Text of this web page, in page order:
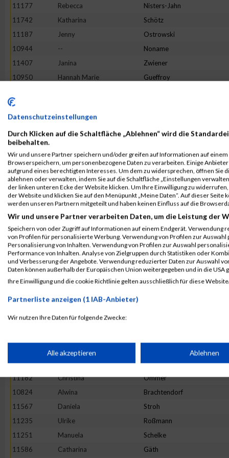
11177
Rebecca Nisters-Jahn
11742
Katharina Schötz
11187
Jenny Ostrowski
10944
-- Noname
11407
Janina Zwiener
10950
Hannah Marie Gueffroy
11799
11374
Ulli Katharina
11583
Latifa Fatai
11447
Katharina Haase
11271
Christine Schmitt
10998
Annika Hügle
11132
Jessica Menze-Möckel
11521
Julia Bosse
11419
Tamara Reinwald
11731
Simone Langen
11837
Verena Rensmeyer
11406
Stefanie Züls
10806
Sarah
Miriam
11644
Magdalena Wettberg
11182
Christina Ommer
10824
Alwina Brachtendorf
11567
Daniela Stroh
11235
Ulrike Roßmann
11251
Manuela Schelke
11586
Catharina Gäth
Datenschutzeinstellungen
Durch Klicken auf die Schaltfläche „Ablehnen“ wird die
beibehalten.
Wir und unsere Partner speichern und/oder greifen auf Informationen auf einem
Browserspeichern, um personenbezogene Daten zu verarbeiten. Einige
aufgrund eines berechtigten Interesses. Um dem zu widersprechen, öffnen Sie
ablehnen oder verwalten, indem Sie auf die Schaltfläche „Einstellungen
der linken unteren Ecke der Website klicken. Um Ihre Einwilligung zu
der Website und klicken Sie auf den Menüpunkt „Meine Daten“. Auf dieser
werden unseren Partnern mitgeteilt und haben keinen Einfluss auf die
Wir und unsere Partner verarbeiten Daten, um die Leistung der
Speichern von oder Zugriff auf Informationen auf einem Endgerät. Verwendung
von Profilen für personalisierte Werbung. Verwendung von Profilen zur
Personalisierung von Inhalten. Verwendung von Profilen zur Auswahl
Performance von Inhalten. Analyse von Zielgruppen durch Statistiken oder
und Verbesserung der Angebote. Verwendung reduzierter Daten zur Auswahl
Daten können außerhalb der Europäischen Union weitergegeben und in die USA
Ihre Einwilligung und die cookie Richtlinie gelten ausschließlich für diese
Partnerliste anzeigen (1 IAB-Anbieter)
Wir nutzen Ihre Daten für folgende Zwecke:
Speichern von oder Zugriff auf Informationen auf einem
Verwendung reduzierter Daten zur Auswahl von Werbeanzeigen
Verwendung von Profilen zur Auswahl personalisierter Werbung
Alle akzeptieren Ablehnen